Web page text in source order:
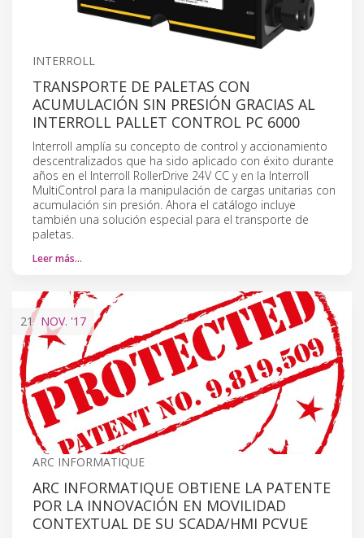
INTERROLL
TRANSPORTE DE PALETAS CON
ACUMULACIÓN SIN PRESIÓN GRACIAS AL
INTERROLL PALLET CONTROL PC 6000
Interroll amplía su concepto de control y accionamiento
descentralizados que ha sido aplicado con éxito durante
años en el Interroll RollerDrive 24V CC y en la Interroll
MultiControl para la manipulación de cargas unitarias con
acumulación sin presión. Ahora el catálogo incluye
también una solución especial para el transporte de
paletas.
Leer más…
21 NOV. '17
ARC INFORMATIQUE
ARC INFORMATIQUE OBTIENE LA PATENTE
POR LA INNOVACIÓN EN MOVILIDAD
CONTEXTUAL DE SU SCADA/HMI PCVUE